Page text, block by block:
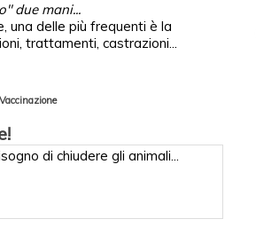
due mani...
una delle più frequenti è la
trattamenti, castrazioni...
Vaccinazione
di chiudere gli animali...